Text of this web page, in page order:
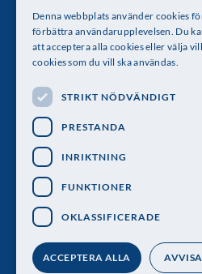
Besöksadress: Lilla
Telefon: 08-673 95 00
Kontakt Nyhetsbrev
Följ oss
Denna webbplats använder cookies
förbättra användarupplevelsen. Du
att acceptera alla cookies eller välja
cookies som du vill ska användas.
STRIKT NÖDVÄNDIGT
PRESTANDA
INRIKTNING
FUNKTIONER
OKLASSIFICERADE
ACCEPTERA ALLA